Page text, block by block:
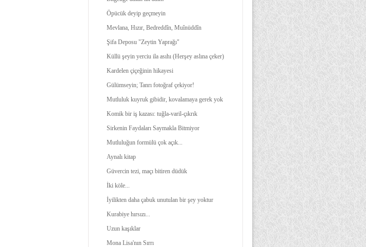
Öpücük deyip geçmeyin
Mevlana, Hızır, Bedreddîn, Muînüddîn
Şifa Deposu "Zeytin Yaprağı"
Küllü şeyin yerciu ila asıhı (Herşey aslına çeker)
Kardelen çiçeğinin hikayesi
Gülümseyin; Tanrı fotoğraf çekiyor!
Mutluluk kuyruk gibidir, kovalamaya gerek yok
Komik bir iş kazası: tuğla-varil-çıkrık
Sirkenin Faydaları Saymakla Bitmiyor
Mutluluğun formülü çok açık...
Aynalı kitap
Güvercin tezi, maçı bitiren düdük
İki köle...
İyilikten daha çabuk unutulan bir şey yoktur
Kurabiye hırsızı...
Uzun kaşıklar
Mona Lisa'nın Sırrı